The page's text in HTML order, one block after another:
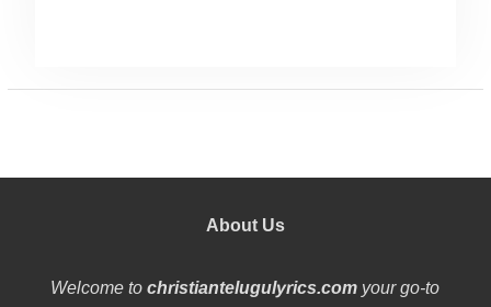
About Us
Welcome tochristiantelugulyrics.com your go-to